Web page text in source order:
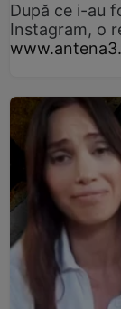
După ce i-au
Instagram, o